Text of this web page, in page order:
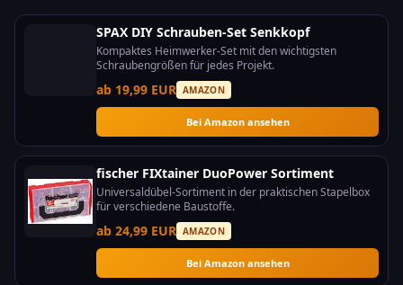
SPAX DIY Schrauben-Set Senkkopf
Kompaktes Heimwerker-Set mit den wichtigsten
Schraubengrößen für jedes Projekt.
ab 19,99 EUR AMAZON
Bei Amazon ansehen
fischer FIXtainer DuoPower Sortiment
Universaldübel-Sortiment in der praktischen Stapelbox
für verschiedene Baustoffe.
ab 24,99 EUR AMAZON
Bei Amazon ansehen